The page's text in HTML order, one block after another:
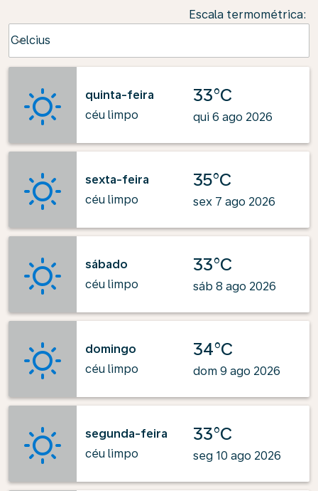
Escala termométrica:
Celcius
keyboard_arrow_down
quinta-feira
céu limpo
33°C
qui 6 ago 2026
sexta-feira
céu limpo
35°C
sex 7 ago 2026
sábado
céu limpo
33°C
sáb 8 ago 2026
domingo
céu limpo
34°C
dom 9 ago 2026
segunda-feira
céu limpo
33°C
seg 10 ago 2026